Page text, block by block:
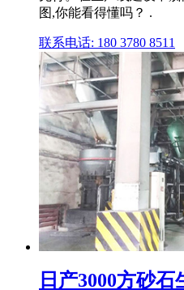
图,你能看得懂吗？ .
联系电话: 180 3780 8511
日产3000方砂